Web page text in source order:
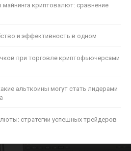
майнинга криптовалют: сравнение
и эффективность в одном
при торговле криптофьючерсами
альткоины могут стать лидерами
стратегии успешных трейдеров